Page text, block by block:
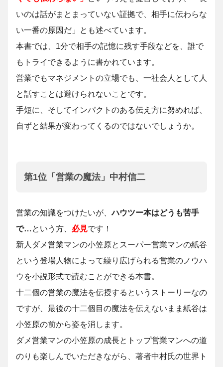
いのは話がまとまっていない証拠で、相手に伝わらな
い一番の原因だ」とも述べています。
本書では、1分で相手の記憶に残す手段などを、誰で
もトライできるように書かれています。
営業でもマネジメントの立場でも、一社会人として人
と話すことは避けられないことです。
手短に、そしてインパクトのある伝え方に努めれば、
自ずと結果が変わってくるのではないでしょうか。
第1位「営業の魔法」中村信二
営業の知識をつけたいが、ハウツー本はどうも苦手
で…という方、 必見です！
新人ダメ営業マンの小笠原とスーパー営業マンの紙谷
という登場人物によって繰り広げられる営業のノウハ
ウを小説形式で読むことができる本書。
十二個の営業の魔法を伝授するというストーリーなの
ですが、最後の十二個目の魔法を伝えないまま紙谷は
小笠原の前から姿を消します。
ダメ営業マンの小笠原の成長とトップ営業マンへの道
のりも楽しんでいただきながら、著者中村氏の世界ト